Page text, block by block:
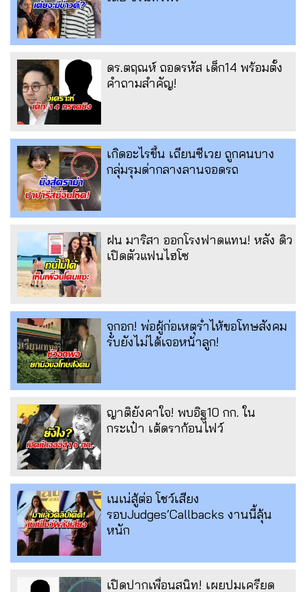
ดร.ตฤณห์ ถอดรหัส เด็ก14 พร้อมตั้ง
คำถามสำคัญ!
เกิดอะไรขึ้น เถียนซีเวย ถูกคนบาง
กลุ่มรุมด่ากลางลานจอดรถ
ฝน มาริสา ออกโรงฟาดแทน! หลัง ดิว
เปิดตัวแฟนไฮโซ
จุกอก! พ่อผู้ก่อเหตุร่ำไห้ขอโทษสังคม
รับยังไม่ได้เจอหน้าลูก!
ญาติยังคาใจ! พบอิฐ10 กก. ใน
กระเป๋า เต้ดราก้อนไฟว์
เนเน่สู้ต่อ โชว์เสียง
รอบJudges’Callbacks งานนี้ลุ้น
หนัก
เปิดปากเพื่อนสนิท! เผยปมเครียด